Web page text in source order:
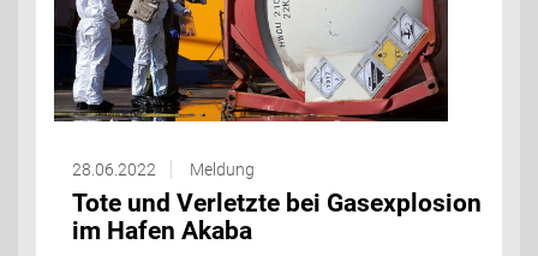
28.06.2022 Meldung
Tote und Verletzte bei Gasexplosion
im Hafen Akaba